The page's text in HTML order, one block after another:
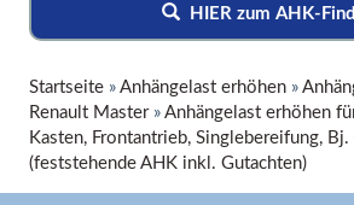
HIER zum AHK-
Startseite » Anhängelast erhöhen »
Renault Master» Anhängelast erhöhen
Kasten, Frontantrieb, Singlebereifung,
(feststehende AHK inkl. Gutachten)